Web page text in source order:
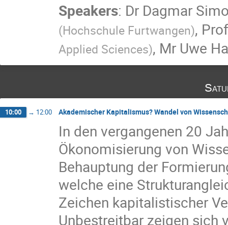
Speakers: Dr Dagmar
(Hochschule Furtwangen),
Applied Sciences), Mr Uwe
10:00 → 12:00 Akademischer Kapitalismus? Wandel von
In den vergangenen 20
Ökonomisierung von
Behauptung der
welche eine
Zeichen kapitalistischer
Unbestreitbar zeigen sich